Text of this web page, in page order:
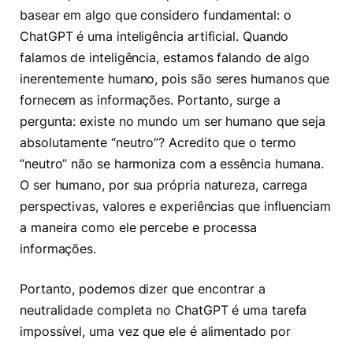
basear em algo que considero fundamental: o
ChatGPT é uma inteligência artificial. Quando
falamos de inteligência, estamos falando de algo
inerentemente humano, pois são seres humanos que
fornecem as informações. Portanto, surge a
pergunta: existe no mundo um ser humano que seja
absolutamente “neutro”? Acredito que o termo
“neutro” não se harmoniza com a essência humana.
O ser humano, por sua própria natureza, carrega
perspectivas, valores e experiências que influenciam
a maneira como ele percebe e processa
informações.
Portanto, podemos dizer que encontrar a
neutralidade completa no ChatGPT é uma tarefa
impossível, uma vez que ele é alimentado por